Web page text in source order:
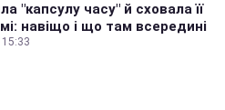
"капсулу часу" й сховала її
навіщо і що там всередині